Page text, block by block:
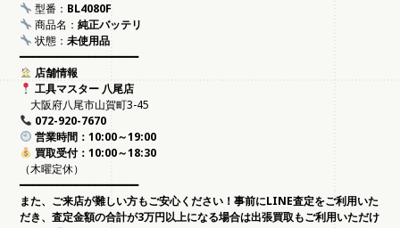
型番： BL4080F
商品名：純正バッテリ
状態：未使用品
━━━━━━━━━━━━━━━━━━━
店舗情報
工具マスター 八尾店
大阪府八尾市山賀町3-45
072-920-7670
営業時間：10:00～19:00
買取受付：10:00～18:30
（木曜定休）
━━━━━━━━━━━━━━━━━━━
また、ご来店が難しい方もご安心ください！事前にLINE査定をご利用いた
だき、査定金額の合計が3万円以上になる場合は出張買取もご利用いただけ